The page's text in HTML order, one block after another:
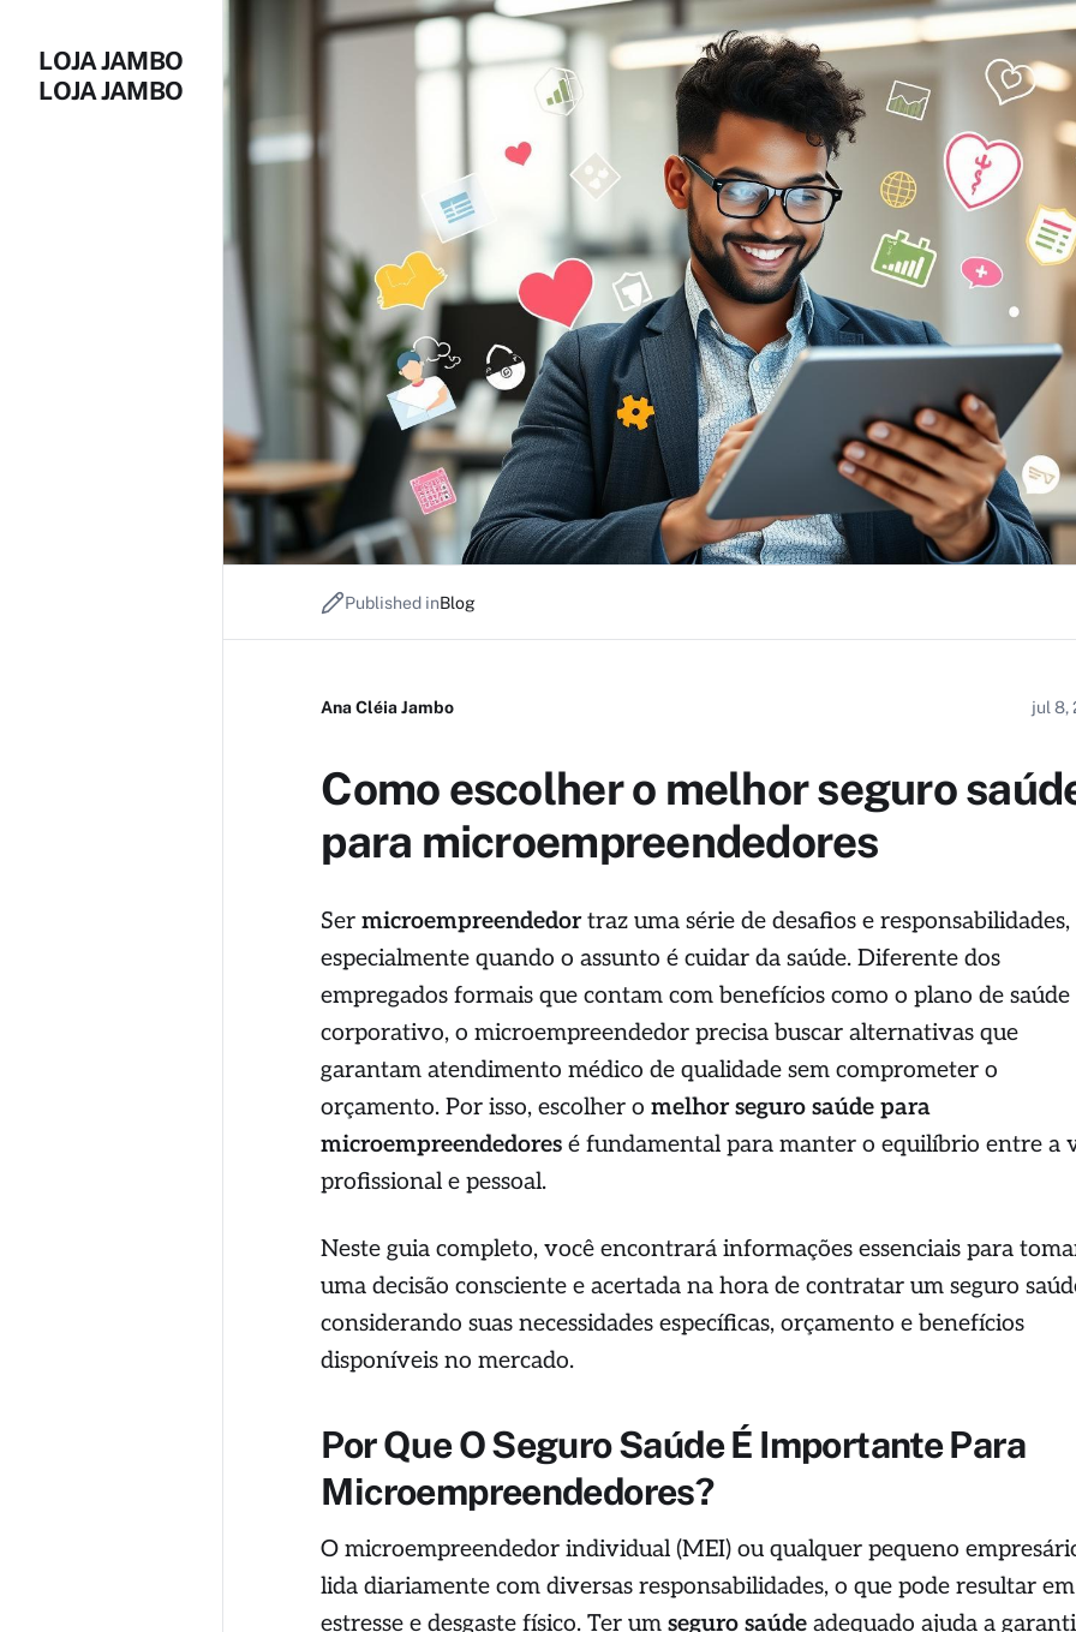
LOJA JAMBO
LOJA JAMBO
Published inBlog
Ana Cléia Jambo jul 8,
Como escolher o melhor seguro
para microempreendedores
Sermicroempreendedortraz uma série de desafios e responsabilidades,
especialmente quando o assunto é cuidar da saúde. Diferente dos
empregados formais que contam com benefícios como o plano de saúde
corporativo, o microempreendedor precisa buscar alternativas que
garantam atendimento médico de qualidade sem comprometer o
orçamento. Por isso, escolher omelhor seguro saúde para
microempreendedores é fundamental para manter o equilíbrio entre a
profissional e pessoal.
Neste guia completo, você encontrará informações essenciais para
uma decisão consciente e acertada na hora de contratar um seguro
considerando suas necessidades específicas, orçamento e benefícios
disponíveis no mercado.
Por Que O Seguro Saúde É Importante Para
Microempreendedores?
O microempreendedor individual (MEI) ou qualquer pequeno
lida diariamente com diversas responsabilidades, o que pode resultar em
estresse e desgaste físico. Ter umseguro saúde adequado ajuda a